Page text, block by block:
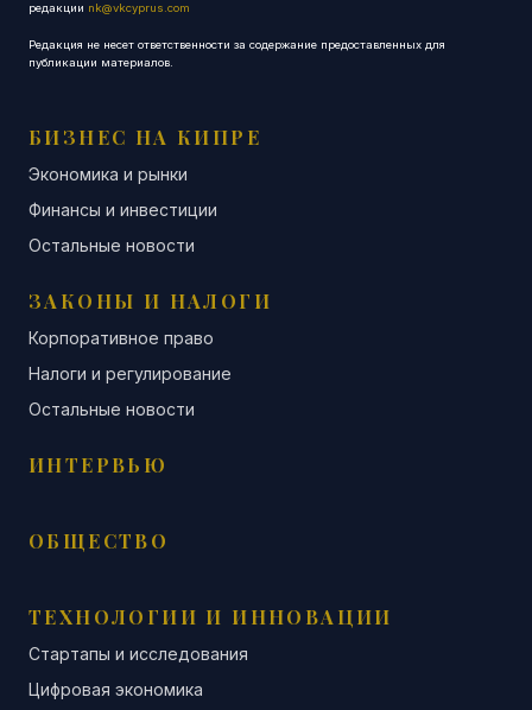
редакции nk@vkcyprus.com
Редакция не несет ответственности за содержание предоставленных для
публикации материалов.
БИЗНЕС НА КИПРЕ
Экономика и рынки
Финансы и инвестиции
Остальные новости
ЗАКОНЫ И НАЛОГИ
Корпоративное право
Налоги и регулирование
Остальные новости
ИНТЕРВЬЮ
ОБЩЕСТВО
ТЕХНОЛОГИИ И ИННОВАЦИИ
Стартапы и исследования
Цифровая экономика